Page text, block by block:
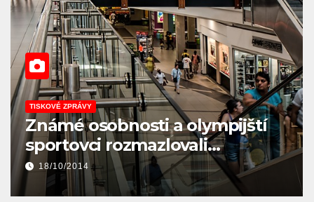
EKONOMIKA KULTURA TISKOVÉ ZPRÁVY
Program Kreativní Evropa je
zpřístupněn žadatelům
28/01/2014